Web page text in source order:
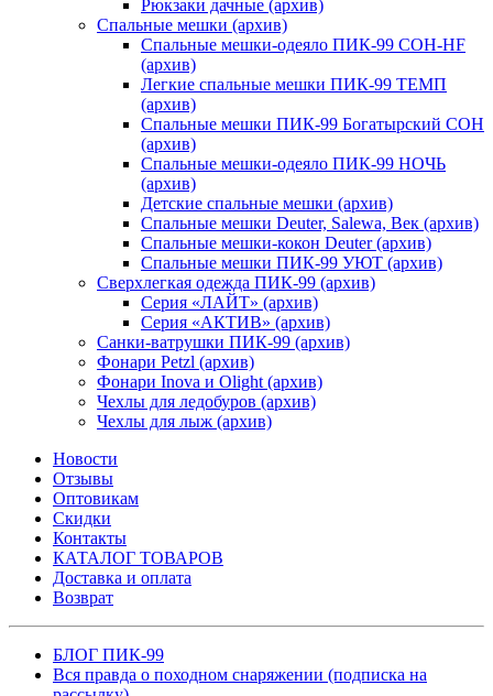
Рюкзаки дачные (архив)
Спальные мешки (архив)
Спальные мешки-одеяло ПИК-99 СОН-HF
(архив)
Легкие спальные мешки ПИК-99 ТЕМП
(архив)
Спальные мешки ПИК-99 Богатырский СОН
(архив)
Спальные мешки-одеяло ПИК-99 НОЧЬ
(архив)
Детские спальные мешки (архив)
Спальные мешки Deuter, Salewa, Век (архив)
Спальные мешки-кокон Deuter (архив)
Спальные мешки ПИК-99 УЮТ (архив)
Сверхлегкая одежда ПИК-99 (архив)
Серия «ЛАЙТ» (архив)
Серия «АКТИВ» (архив)
Санки-ватрушки ПИК-99 (архив)
Фонари Petzl (архив)
Фонари Inova и Olight (архив)
Чехлы для ледобуров (архив)
Чехлы для лыж (архив)
Новости
Отзывы
Оптовикам
Скидки
Контакты
КАТАЛОГ ТОВАРОВ
Доставка и оплата
Возврат
БЛОГ ПИК-99
Вся правда о походном снаряжении (подписка на